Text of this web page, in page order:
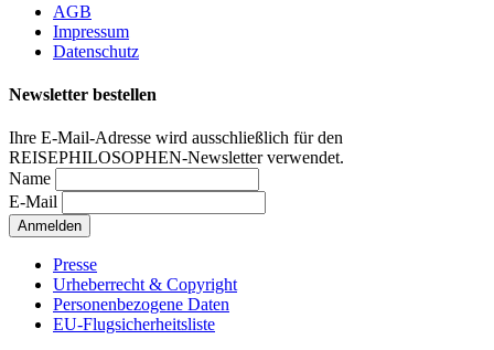
AGB
Impressum
Datenschutz
Newsletter bestellen
Ihre E-Mail-Adresse wird ausschließlich für den
REISEPHILOSOPHEN-Newsletter verwendet.
Name
E-Mail
Presse
Urheberrecht & Copyright
Personenbezogene Daten
EU-Flugsicherheitsliste